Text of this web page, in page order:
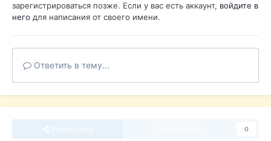
зарегистрироваться позже. Если у вас есть аккаунт, войдите в
него для написания от своего имени.
Ответить в тему...
0